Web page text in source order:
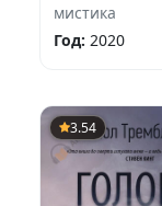
мистика
Год: 2020
3.54